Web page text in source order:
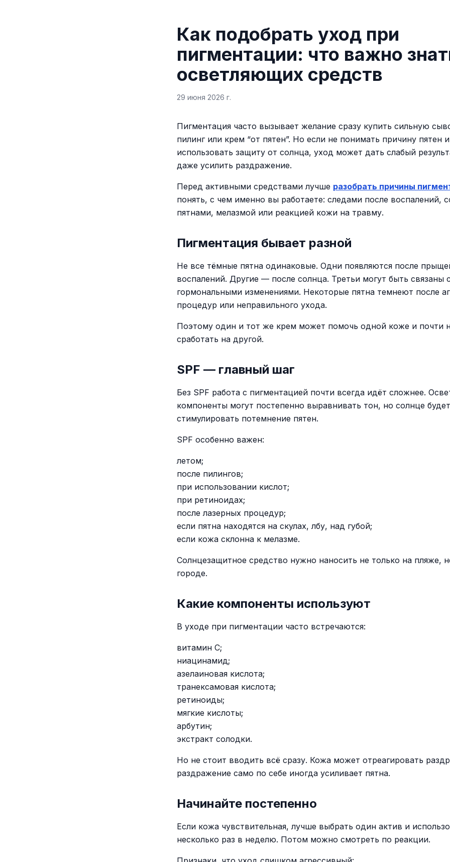
Как подобрать уход при
пигментации: что важно
осветляющих средств
29 июня 2026 г.
Пигментация часто вызывает желание сразу купить сильную
пилинг или крем “от пятен”. Но если не понимать причину пятен
использовать защиту от солнца, уход может дать слабый
даже усилить раздражение.
Перед активными средствами лучше разобрать причины
понять, с чем именно вы работаете: следами после воспалений,
пятнами, мелазмой или реакцией кожи на травму.
Пигментация бывает разной
Не все тёмные пятна одинаковые. Одни появляются после
воспалений. Другие — после солнца. Третьи могут быть связаны с
гормональными изменениями. Некоторые пятна темнеют после
процедур или неправильного ухода.
Поэтому один и тот же крем может помочь одной коже и почти
сработать на другой.
SPF — главный шаг
Без SPF работа с пигментацией почти всегда идёт сложнее.
компоненты могут постепенно выравнивать тон, но солнце
стимулировать потемнение пятен.
SPF особенно важен:
летом;
после пилингов;
при использовании кислот;
при ретиноидах;
после лазерных процедур;
если пятна находятся на скулах, лбу, над губой;
если кожа склонна к мелазме.
Солнцезащитное средство нужно наносить не только на пляже,
городе.
Какие компоненты используют
В уходе при пигментации часто встречаются:
витамин C;
ниацинамид;
азелаиновая кислота;
транексамовая кислота;
ретиноиды;
мягкие кислоты;
арбутин;
экстракт солодки.
Но не стоит вводить всё сразу. Кожа может отреагировать
раздражение само по себе иногда усиливает пятна.
Начинайте постепенно
Если кожа чувствительная, лучше выбрать один актив и
несколько раз в неделю. Потом можно смотреть по реакции.